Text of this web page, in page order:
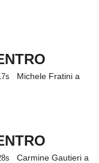
Michele Fratini a
Carmine Gautieri a